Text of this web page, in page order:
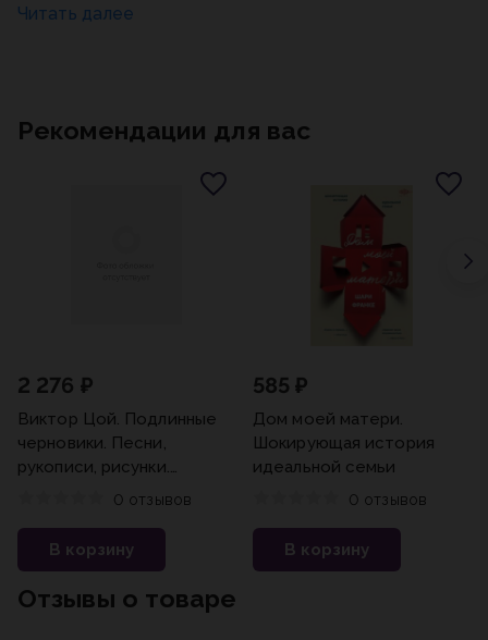
Рекомендации для вас
2 276 ₽
Виктор Цой. Подлинные
черновики. Песни,
рукописи, рисунки.
Памятный альбом0 отзывов
В корзину
585 ₽
Дом моей матери.
Шокирующая история
идеальной семьи
0 отзывов
В корзину
Отзывы о товаре